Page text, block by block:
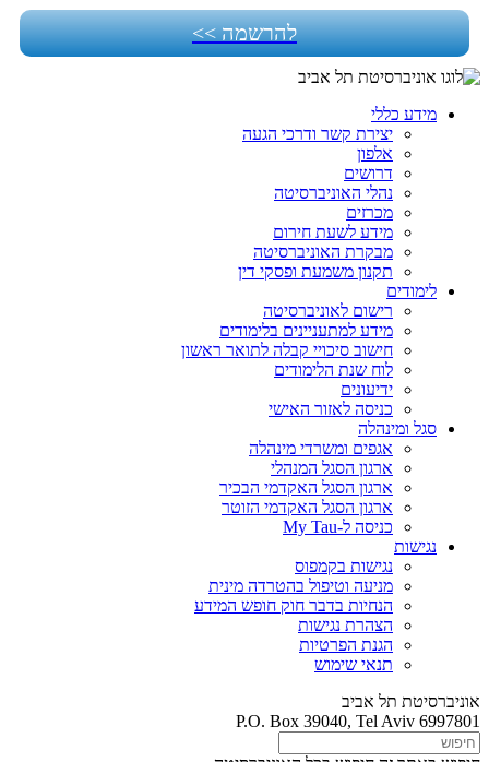
להרשמה >>
מידע כללי
יצירת קשר ודרכי הגעה
אלפון
דרושים
נהלי האוניברסיטה
מכרזים
מידע לשעת חירום
מבקרת האוניברסיטה
תקנון משמעת ופסקי דין
לימודים
רישום לאוניברסיטה
מידע למתעניינים בלימודים
חישוב סיכויי קבלה לתואר ראשון
לוח שנת הלימודים
ידיעונים
כניסה לאזור האישי
סגל ומינהלה
אגפים ומשרדי מינהלה
ארגון הסגל המנהלי
ארגון הסגל האקדמי הבכיר
ארגון הסגל האקדמי הזוטר
כניסה ל-My Tau
נגישות
נגישות בקמפוס
מניעה וטיפול בהטרדה מינית
הנחיות בדבר חוק חופש המידע
הצהרת נגישות
הגנת הפרטיות
תנאי שימוש
אוניברסיטת תל אביב
P.O. Box 39040, Tel Aviv 6997801